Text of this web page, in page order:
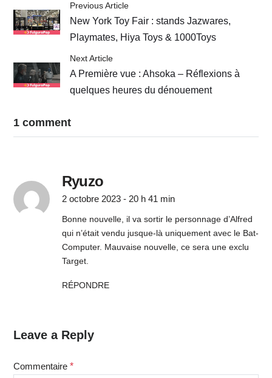
Previous Article
New York Toy Fair : stands Jazwares,
Playmates, Hiya Toys & 1000Toys
Next Article
A Première vue : Ahsoka – Réflexions à
quelques heures du dénouement
1 comment
Ryuzo
2 octobre 2023 - 20 h 41 min
Bonne nouvelle, il va sortir le personnage d’Alfred
qui n’était vendu jusque-là uniquement avec le Bat-
Computer. Mauvaise nouvelle, ce sera une exclu
Target.
RÉPONDRE
Leave a Reply
Commentaire *